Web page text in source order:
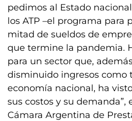
pedimos al Estado
los ATP –el programa para
mitad de sueldos de
que termine la pandemia.
para un sector que,
disminuido ingresos como
economía nacional, ha
sus costos y su demanda”,
Cámara Argentina de